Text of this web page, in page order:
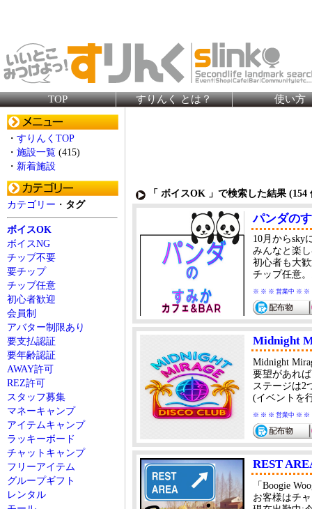
TOP すりんく とは？ 使い方
・ すりんくTOP
・ 施設一覧 (415)
・ 新着施設
カテゴリー ・ タグ
ボイスOK
ボイスNG
チップ不要
要チップ
チップ任意
初心者歓迎
会員制
アバター制限あり
要支払認証
要年齢認証
AWAY許可
REZ許可
スタッフ募集
マネーキャンプ
アイテムキャンプ
ラッキーボード
チャットキャンプ
フリーアイテム
グループギフト
レンタル
「 ボイスOK 」で検索した結果 (154
パンダの
10月からsky
みんなと楽
初心者も大
チップ任意
※ ※ ※ 営業中 ※ ※
Midnight
Midnight
要望があれ
ステージは2
(イベントを
※ ※ ※ 営業中 ※ ※
REST
「Boogie
お客様はチ